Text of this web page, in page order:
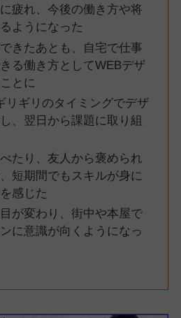
疲れ、今後の働き方や将
ようになった
きたあとも、自宅で仕事
る働き方としてWEBデザ
とに
リギリのタイミングでデザ
、翌日から課題に取り組
たり、友人から褒められ
短期間でもスキルが身に
感じた
が変わり、街中や本屋で
に意識が向くようになっ